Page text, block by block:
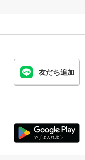
友だち追加